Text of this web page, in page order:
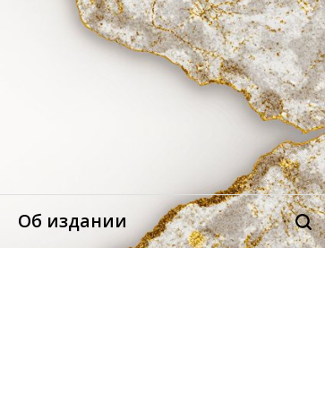
Об издании